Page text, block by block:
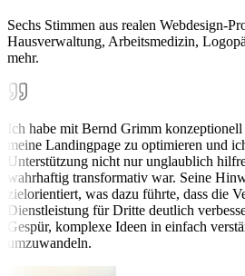
Sechs Stimmen aus realen Webdesign-
Hausverwaltung, Arbeitsmedizin,
mehr.
Ich habe mit Bernd Grimm
meine Landingpage zu optimieren und
Unterstützung nicht nur unglaublich
wahrhaftig transformativ war. Seine
zielorientiert, was dazu führte, dass die
Dienstleistung für Dritte deutlich
Gespür, komplexe Ideen in einfach
umzuwandeln.